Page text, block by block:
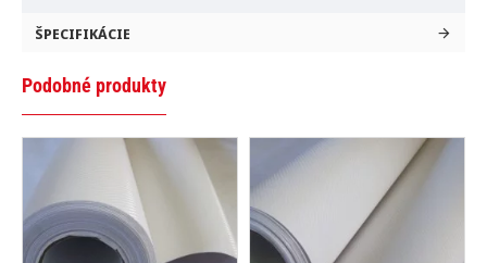
ŠPECIFIKÁCIE
Podobné produkty